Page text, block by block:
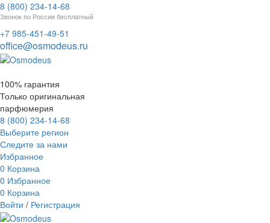
8 (800) 234-14-68
Звонок по России бесплатный
+7 985-451-49-51
office@osmodeus.ru
100% гарантия
Только оригинальная
парфюмерия
8 (800) 234-14-68
Выберите регион
Следите за нами
Избранное
0 Корзина
0 Избранное
0 Корзина
Войти / Регистрация